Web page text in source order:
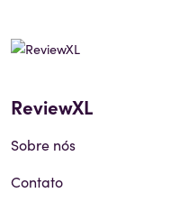
ReviewXL
Sobre nós
Contato